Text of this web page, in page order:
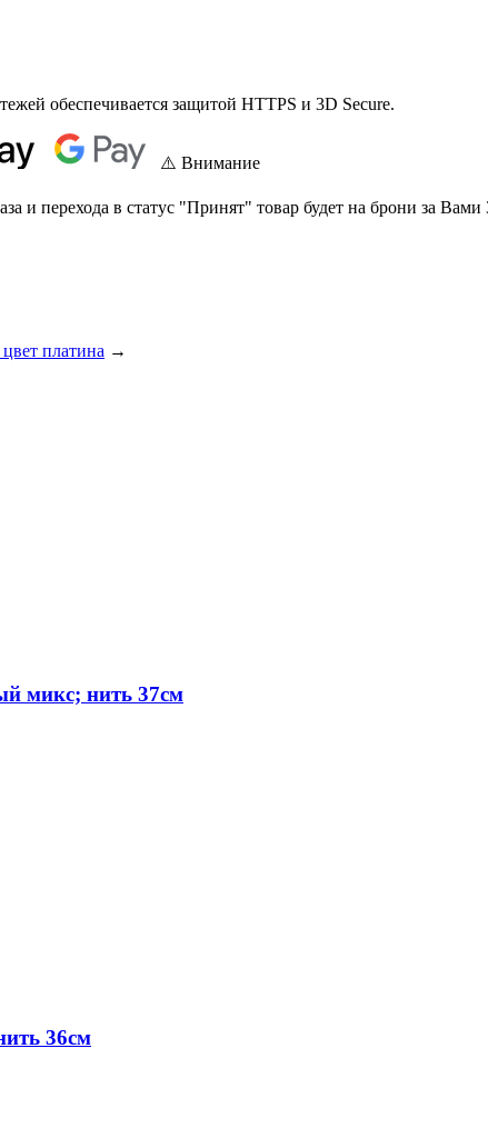
обеспечивается защитой HTTPS и 3D Secure.
⚠️ Внимание
и перехода в статус "Принят" товар будет на брони за
платина →
микс; нить 37см
36см